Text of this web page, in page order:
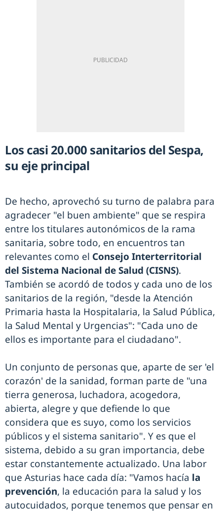
Los casi 20.000 sanitarios del Sespa,
su eje principal
De hecho, aprovechó su turno de palabra para
agradecer "el buen ambiente" que se respira
entre los titulares autonómicos de la rama
sanitaria, sobre todo, en encuentros tan
relevantes como el Consejo Interterritorial
del Sistema Nacional de Salud (CISNS).
También se acordó de todos y cada uno de los
sanitarios de la región, "desde la Atención
Primaria hasta la Hospitalaria, la Salud Pública,
la Salud Mental y Urgencias": "Cada uno de
ellos es importante para el ciudadano".
Un conjunto de personas que, aparte de ser 'el
corazón' de la sanidad, forman parte de "una
tierra generosa, luchadora, acogedora,
abierta, alegre y que defiende lo que
considera que es suyo, como los servicios
públicos y el sistema sanitario". Y es que el
sistema, debido a su gran importancia, debe
estar constantemente actualizado. Una labor
que Asturias hace cada día: "Vamos hacía la
prevención, la educación para la salud y los
autocuidados, porque tenemos que pensar en